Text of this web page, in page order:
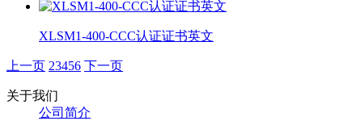
XLSM1-400-CCC认证证书英文
上一页 23456 下一页
关于我们
公司简介